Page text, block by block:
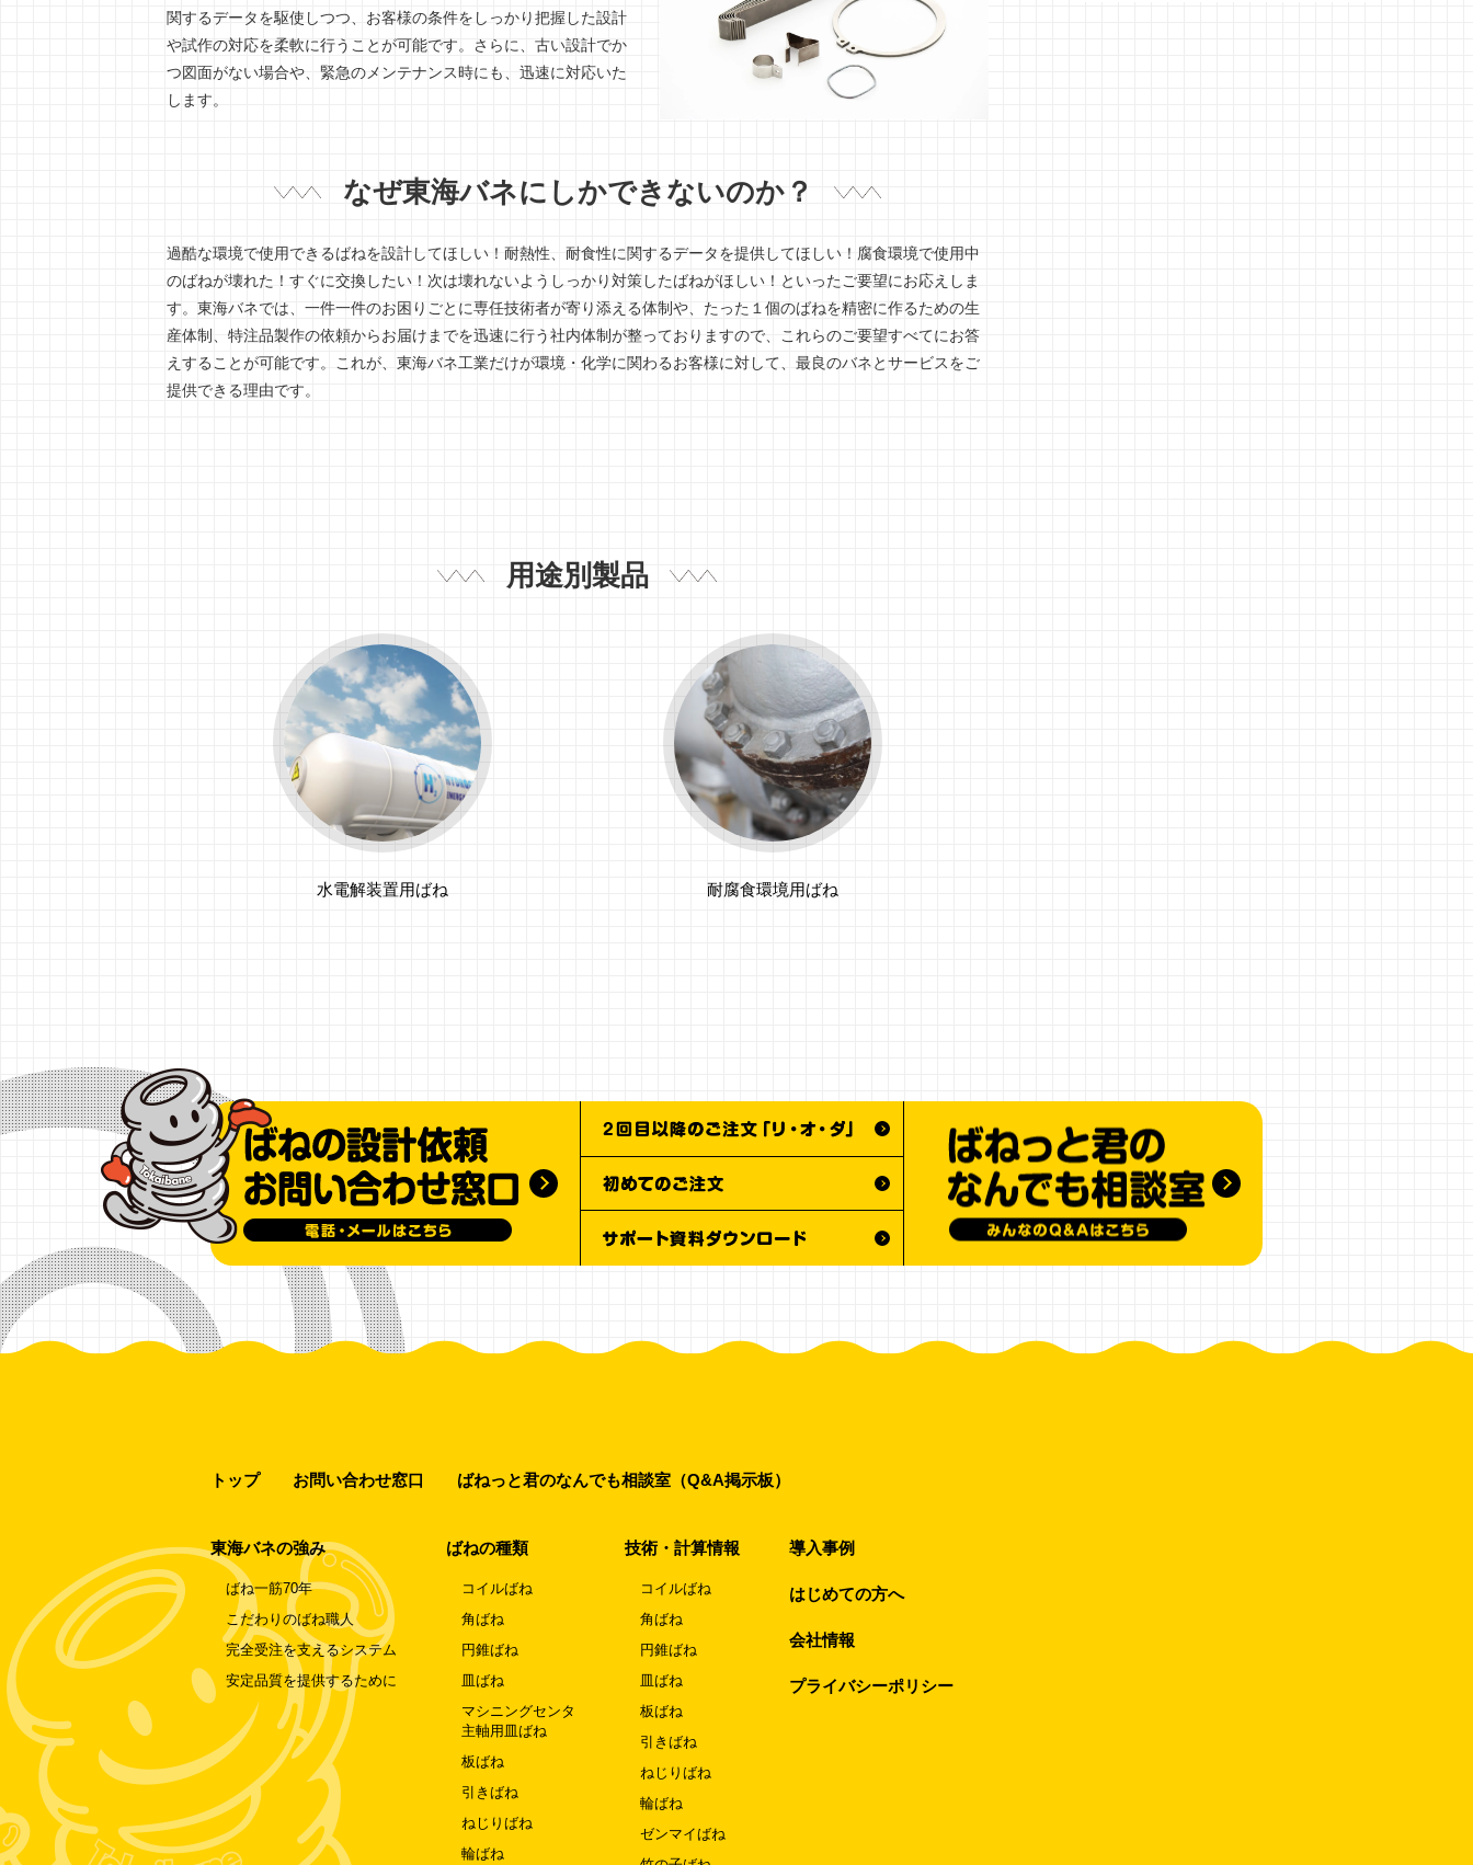
関するデータを駆使しつつ、お客様の条件をしっかり把握した設計
や試作の対応を柔軟に行うことが可能です。さらに、古い設計でか
つ図面がない場合や、緊急のメンテナンス時にも、迅速に対応いた
します。
なぜ東海バネにしかできないのか？
過酷な環境で使用できるばねを設計してほしい！耐熱性、耐食性に関するデータを提供してほしい！腐食環境で使用中
のばねが壊れた！すぐに交換したい！次は壊れないようしっかり対策したばねがほしい！といったご要望にお応えしま
す。東海バネでは、一件一件のお困りごとに専任技術者が寄り添える体制や、たった１個のばねを精密に作るための生
産体制、特注品製作の依頼からお届けまでを迅速に行う社内体制が整っておりますので、これらのご要望すべてにお答
えすることが可能です。これが、東海バネ工業だけが環境・化学に関わるお客様に対して、最良のバネとサービスをご
提供できる理由です。
用途別製品
水電解装置用ばね 耐腐食環境用ばね
トップ お問い合わせ窓口 ばねっと君のなんでも相談室（Q&A掲示板）
東海バネの強み
ばね一筋70年
こだわりのばね職人
完全受注を支えるシステム
安定品質を提供するために
ばねの種類
コイルばね
角ばね
円錐ばね
皿ばね
マシニングセンタ
主軸用皿ばね
板ばね
引きばね
ねじりばね
輪ばね
技術・計算情報
コイルばね
角ばね
円錐ばね
皿ばね
板ばね
引きばね
ねじりばね
輪ばね
ゼンマイばね
導入事例
はじめての方へ
会社情報
プライバシーポリシー